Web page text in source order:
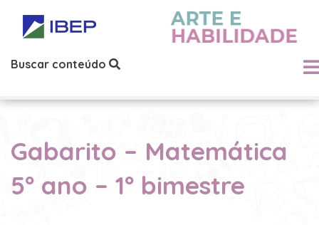
Buscar conteúdo
Gabarito – Matemática
5º ano – 1º bimestre